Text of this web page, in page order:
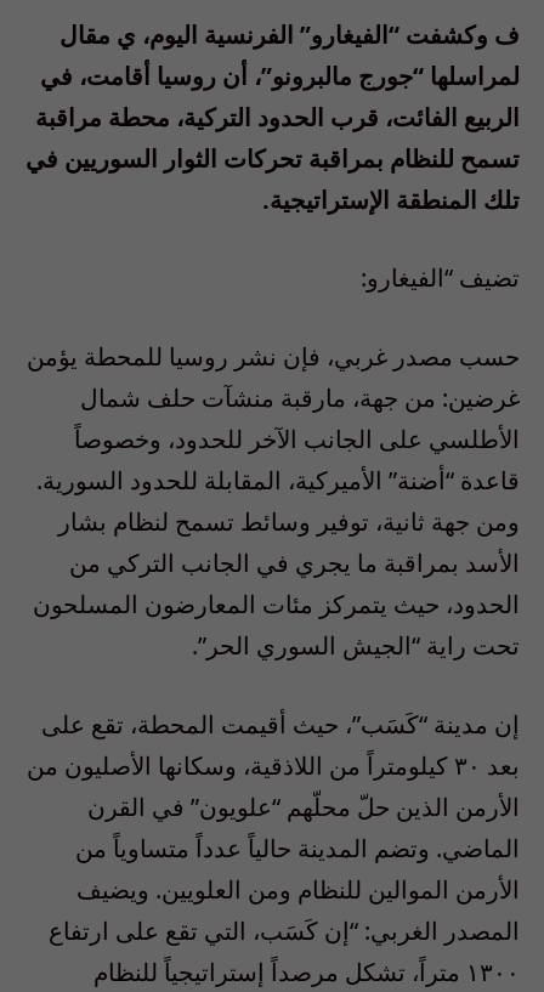
ف وكشفت “الفيغارو” الفرنسية اليوم، ي مقال
لمراسلها “جورج مالبرونو”، أن روسيا أقامت، في
الربيع الفائت، قرب الحدود التركية، محطة مراقبة
تسمح للنظام بمراقبة تحركات الثوار السوريين في
تلك المنطقة الإستراتيجية.
تضيف “الفيغارو:
‫حسب مصدر غربي، فإن نشر روسيا للمحطة يؤمن
غرضين: من جهة، مارقبة منشآت حلف شمال
الأطلسي على الجانب الآخر للحدود، وخصوصاً
قاعدة “أضنة” الأميركية، المقابلة للحدود السورية.
ومن جهة ثانية، توفير وسائط تسمح لنظام بشار
الأسد بمراقبة ما يجري في الجانب التركي من
الحدود، حيث يتمركز مئات المعارضون المسلحون
تحت راية “الجيش السوري الحر”.‬
إن مدينة “كَسَب”، حيث أقيمت المحطة، تقع على
بعد ٣٠ كيلومتراً من اللاذقية، وسكانها الأصليون من
الأرمن الذين حلّ محلّهم “علويون” في القرن
الماضي. وتضم المدينة حالياً عدداً متساوياً من
الأرمن الموالين للنظام ومن العلويين. ويضيف
المصدر الغربي: “إن كَسَب، التي تقع على ارتفاع
١٣٠٠ متراً، تشكل مرصداً إستراتيجياً للنظام